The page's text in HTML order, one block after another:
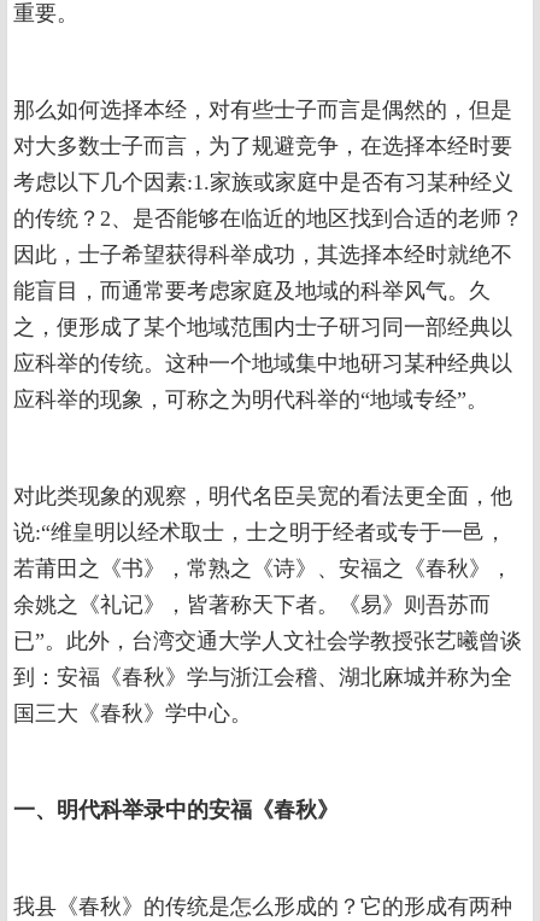
重要。
那么如何选择本经，对有些士子而言是偶然的，但是
对大多数士子而言，为了规避竞争，在选择本经时要
考虑以下几个因素:1.家族或家庭中是否有习某种经义
的传统？2、是否能够在临近的地区找到合适的老师？
因此，士子希望获得科举成功，其选择本经时就绝不
能盲目，而通常要考虑家庭及地域的科举风气。久
之，便形成了某个地域范围内士子研习同一部经典以
应科举的传统。这种一个地域集中地研习某种经典以
应科举的现象，可称之为明代科举的“地域专经”。
对此类现象的观察，明代名臣吴宽的看法更全面，他
说:“维皇明以经术取士，士之明于经者或专于一邑，
若莆田之《书》，常熟之《诗》、安福之《春秋》，
余姚之《礼记》，皆著称天下者。《易》则吾苏而
已”。此外，台湾交通大学人文社会学教授张艺曦曾谈
到：安福《春秋》学与浙江会稽、湖北麻城并称为全
国三大《春秋》学中心。
一、明代科举录中的安福《春秋》
我县《春秋》的传统是怎么形成的？它的形成有两种